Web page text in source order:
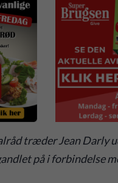
træder Jean Darly
på i forbindelse